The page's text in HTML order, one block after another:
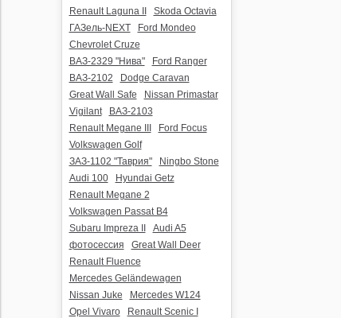
Renault Laguna II
Skoda Octavia
ГАЗель-NEXT
Ford Mondeo
Chevrolet Cruze
ВАЗ-2329 "Нива"
Ford Ranger
ВАЗ-2102
Dodge Caravan
Great Wall Safe
Nissan Primastar
Vigilant
ВАЗ-2103
Renault Megane III
Ford Focus
Volkswagen Golf
ЗАЗ-1102 "Таврия"
Ningbo Stone
Audi 100
Hyundai Getz
Renault Megane 2
Volkswagen Passat B4
Subaru Impreza II
Audi A5
фотосессия
Great Wall Deer
Renault Fluence
Mercedes Geländewagen
Nissan Juke
Mercedes W124
Opel Vivaro
Renault Scenic I